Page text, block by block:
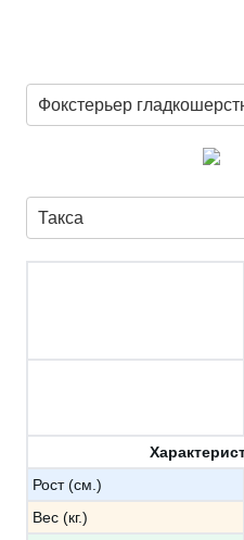
Фокстерьер
Такса
Рост (см.)
Вес (кг.)